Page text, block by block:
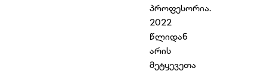
პროფესორია.
2022
წლიდან
არის
მეტყევეთა